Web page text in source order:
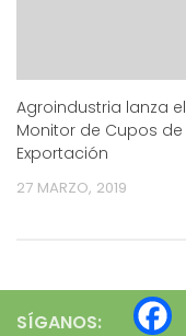
Agroindustria lanza el
Monitor de Cupos de
Exportación
27 MARZO, 2019
SÍGANOS: